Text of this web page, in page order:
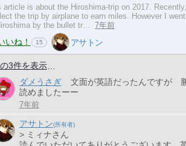
article is about the Hiroshima-trip on 2017. Recently,
the trip by airplane to earn miles. However I went
by the bullet tr…
7年前
いね！ 15 アサトン
3件を表示
ダメうさぎ
文面が英語だったんですが
読めましたーー
7年前
アサトン
> ミィナさん